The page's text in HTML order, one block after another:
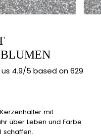
4.9/5 based on 629
mit
über Leben und Farbe
schaffen.